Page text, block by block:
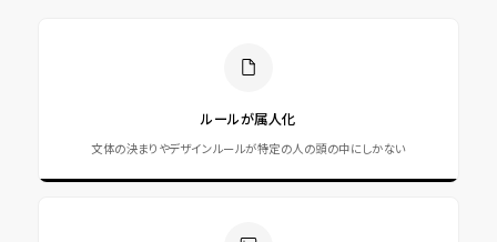
ルールが属人化
文体の決まりやデザインルールが特定の人の頭の中にしかない